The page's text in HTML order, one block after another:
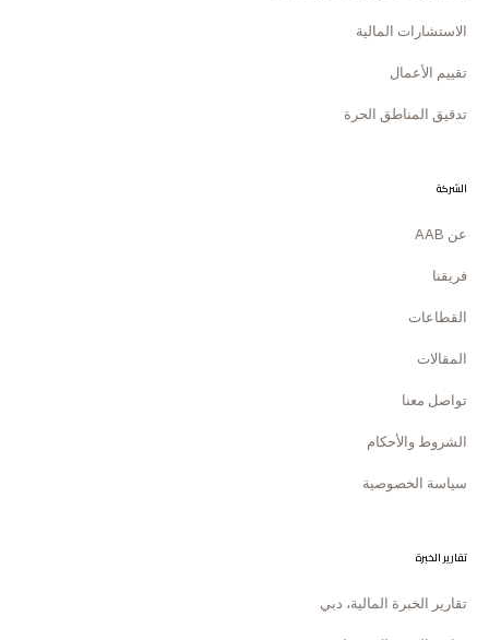
الاستشارات المالية
تقييم الأعمال
تدقيق المناطق الحرة
الشركة
عن AAB
فريقنا
القطاعات
المقالات
تواصل معنا
الشروط والأحكام
سياسة الخصوصية
تقارير الخبرة
تقارير الخبرة المالية، دبي